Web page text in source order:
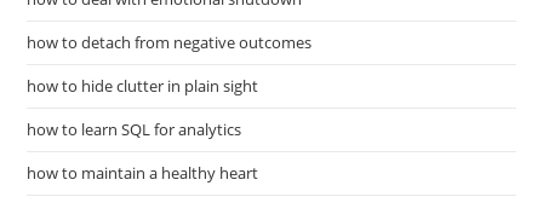
how to detach from negative outcomes
how to hide clutter in plain sight
how to learn SQL for analytics
how to maintain a healthy heart